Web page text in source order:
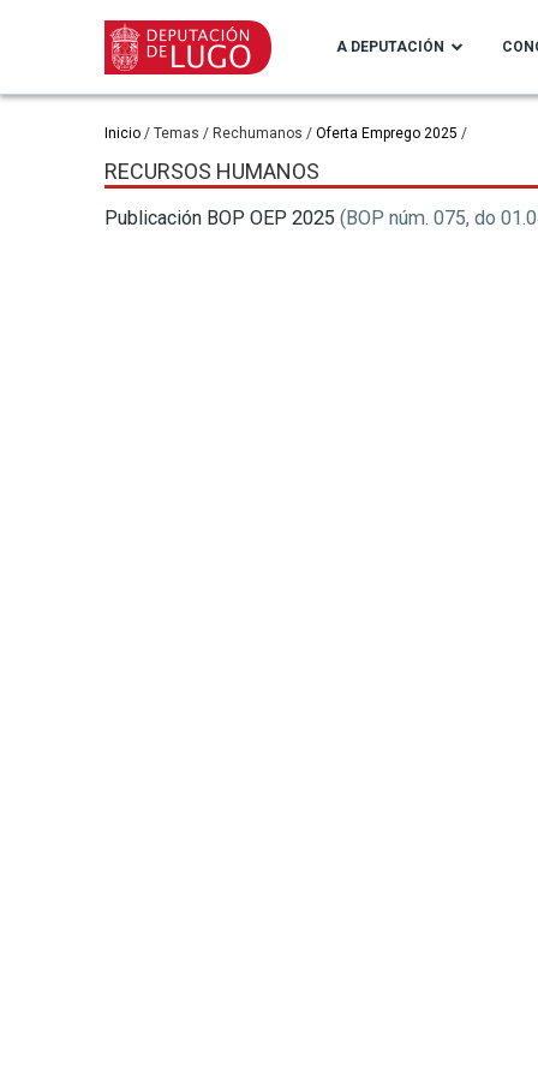
principal
A DEPUTACIÓN
Miga
de
pan
Inicio Temas Rechumanos Oferta Emprego 2025
RECURSOS HUMANOS
Publicación BOP OEP 2025 (BOP núm. 075, do